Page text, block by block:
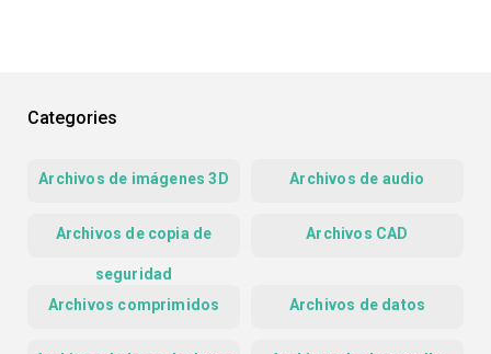
Categories
Archivos de imágenes 3D Archivos de audio
Archivos de copia de
seguridad
Archivos CAD
Archivos comprimidos Archivos de datos